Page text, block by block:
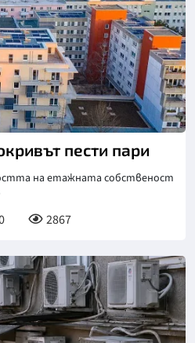
пести пари
на етажната собственост
2867